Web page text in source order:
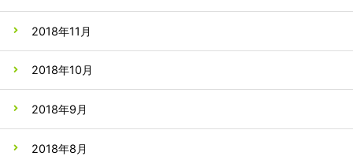
2018年11月
2018年10月
2018年9月
2018年8月